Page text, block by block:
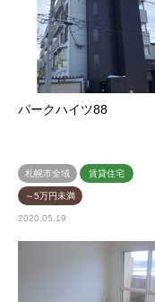
パークハイツ88
札幌市全域 賃貸住宅
～5万円未満
2020.05.19